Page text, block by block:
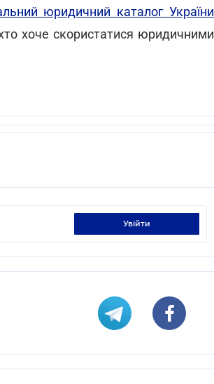
юридичний каталог України
хоче скористатися юридичними
увійти